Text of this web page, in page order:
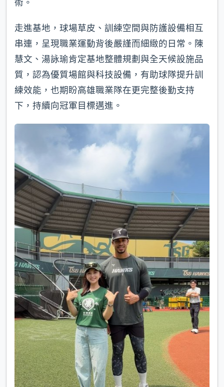
術。
走進基地，球場草皮、訓練空間與防護設備相互
串連，呈現職業運動背後嚴謹而細緻的日常。陳
慧文、湯詠瑜肯定基地整體規劃與全天候設施品
質，認為優質場館與科技設備，有助球隊提升訓
練效能，也期盼高雄職業隊在更完整後勤支持
下，持續向冠軍目標邁進。